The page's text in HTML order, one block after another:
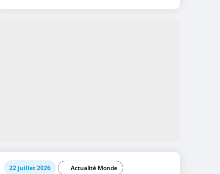
22 juillet 2026 Actualité Monde